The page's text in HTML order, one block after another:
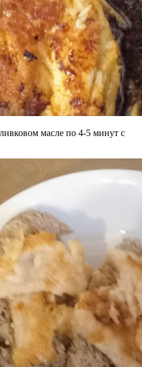
масле по 4-5 минут с